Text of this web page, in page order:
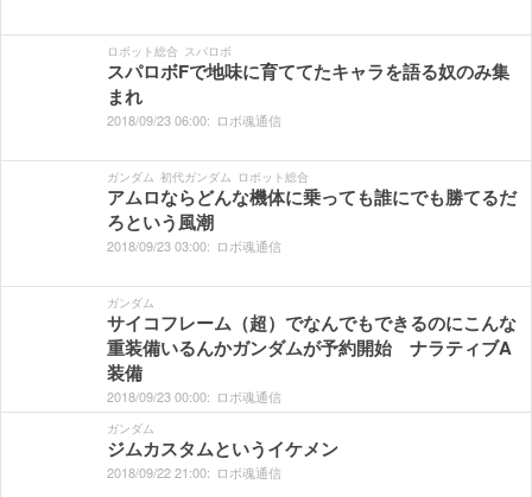
ロボット総合 スパロボ
スパロボFで地味に育ててたキャラを語る奴のみ集
まれ
2018/09/2306:00: ロボ魂通信
ガンダム 初代ガンダム ロボット総合
アムロならどんな機体に乗っても誰にでも勝てるだ
ろという風潮
2018/09/2303:00: ロボ魂通信
ガンダム
サイコフレーム（超）でなんでもできるのにこんな
重装備いるんかガンダムが予約開始 ナラティブA
装備
2018/09/2300:00: ロボ魂通信
ガンダム
ジムカスタムというイケメン
2018/09/2221:00: ロボ魂通信